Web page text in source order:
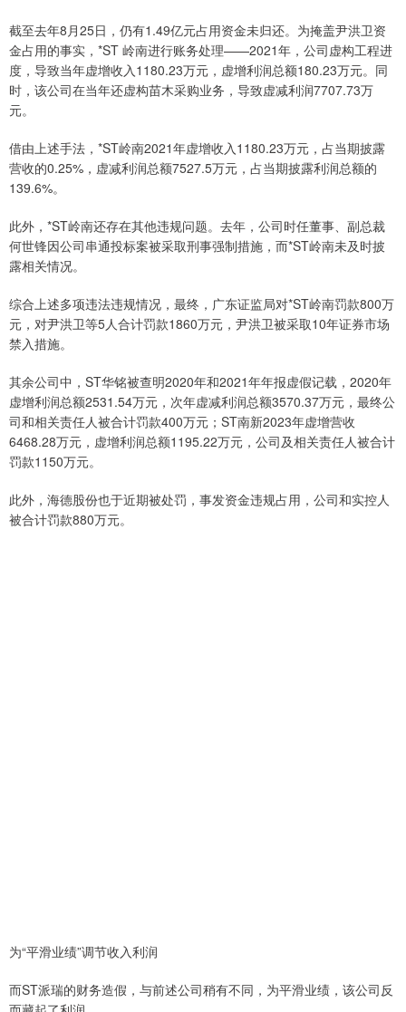
截至去年8月25日，仍有1.49亿元占用资金未归还。为掩盖尹洪卫资
金占用的事实，*ST 岭南进行账务处理——2021年，公司虚构工程进
度，导致当年虚增收入1180.23万元，虚增利润总额180.23万元。同
时，该公司在当年还虚构苗木采购业务，导致虚减利润7707.73万
元。
借由上述手法，*ST岭南2021年虚增收入1180.23万元，占当期披露
营收的0.25%，虚减利润总额7527.5万元，占当期披露利润总额的
139.6%。
此外，*ST岭南还存在其他违规问题。去年，公司时任董事、副总裁
何世锋因公司串通投标案被采取刑事强制措施，而*ST岭南未及时披
露相关情况。
综合上述多项违法违规情况，最终，广东证监局对*ST岭南罚款800万
元，对尹洪卫等5人合计罚款1860万元，尹洪卫被采取10年证券市场
禁入措施。
其余公司中，ST华铭被查明2020年和2021年年报虚假记载，2020年
虚增利润总额2531.54万元，次年虚减利润总额3570.37万元，最终公
司和相关责任人被合计罚款400万元；ST南新2023年虚增营收
6468.28万元，虚增利润总额1195.22万元，公司及相关责任人被合计
罚款1150万元。
此外，海德股份也于近期被处罚，事发资金违规占用，公司和实控人
被合计罚款880万元。
为“平滑业绩”调节收入利润
而ST派瑞的财务造假，与前述公司稍有不同，为平滑业绩，该公司反